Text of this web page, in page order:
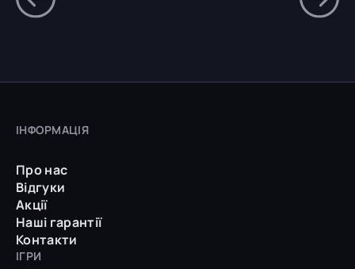
ІНФОРМАЦІЯ
Про нас
Відгуки
Акції
Наші гарантії
Контакти
ІГРИ